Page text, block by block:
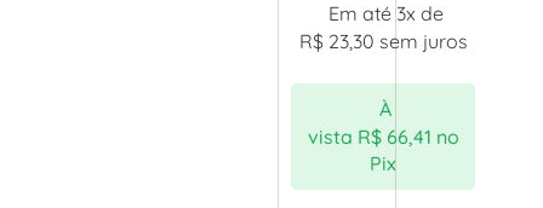
Em até 3x de
R$23,30 sem juros
À
vista R$66,41 no
Pix